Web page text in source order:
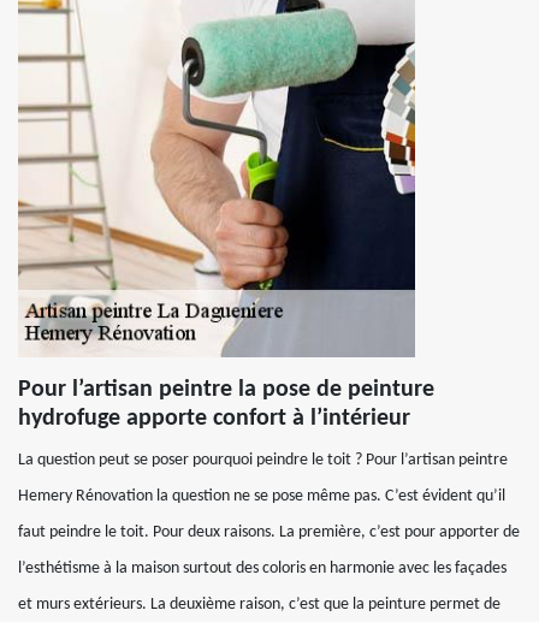
Pour l’artisan peintre la pose de peinture
hydrofuge apporte confort à l’intérieur
La question peut se poser pourquoi peindre le toit ? Pour l’artisan peintre
Hemery Rénovation la question ne se pose même pas. C’est évident qu’il
faut peindre le toit. Pour deux raisons. La première, c’est pour apporter de
l’esthétisme à la maison surtout des coloris en harmonie avec les façades
et murs extérieurs. La deuxième raison, c’est que la peinture permet de